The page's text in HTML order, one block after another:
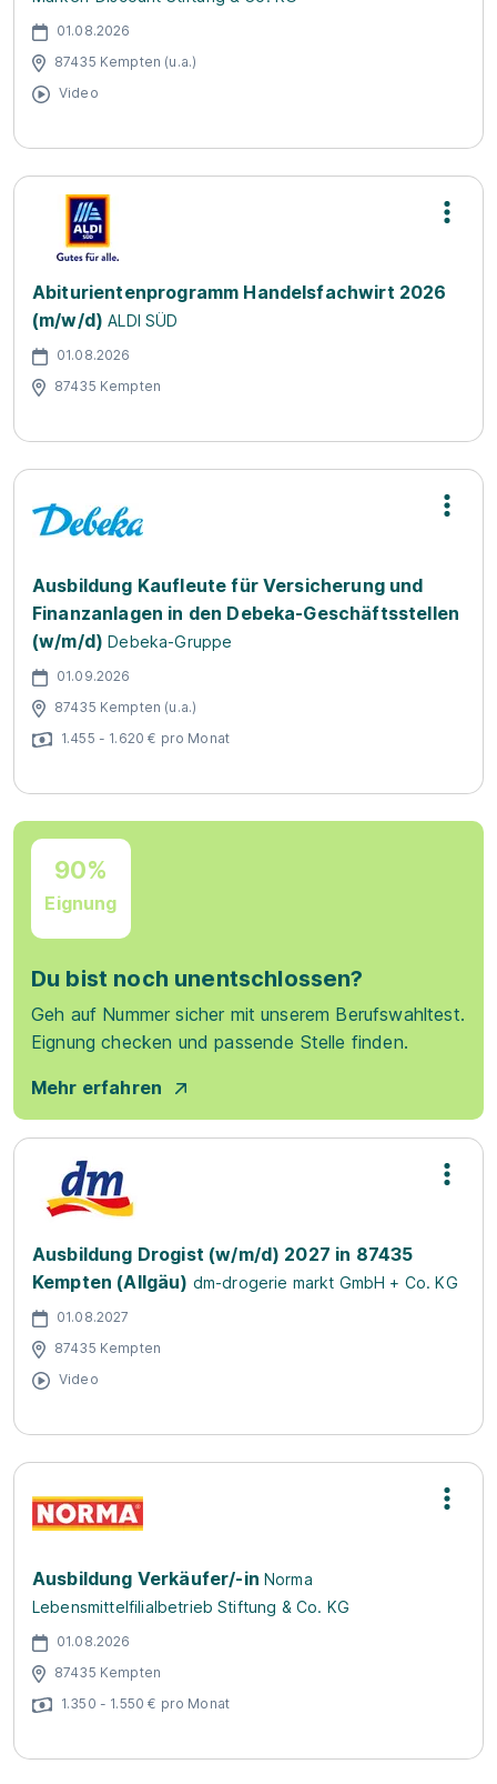
01.08.2026
87435 Kempten (u.a.)
Video
Abiturientenprogramm Handelsfachwirt 2026
(m/w/d) ALDI SÜD
01.08.2026
87435 Kempten
Ausbildung Kaufleute für Versicherung und
Finanzanlagen in den Debeka-Geschäftsstellen
(w/m/d)Debeka-Gruppe
01.09.2026
87435 Kempten (u.a.)
1.455 - 1.620 € pro Monat
90%
Eignung
Du bist noch unentschlossen?
Geh auf Nummer sicher mit unserem Berufswahltest.
Eignung checken und passende Stelle finden.
Mehr erfahren
Ausbildung Drogist (w/m/d) 2027 in 87435
Kempten (Allgäu) dm-drogerie markt GmbH + Co. KG
01.08.2027
87435 Kempten
Video
Ausbildung Verkäufer/-in Norma
Lebensmittelfilialbetrieb Stiftung & Co. KG
01.08.2026
87435 Kempten
1.350 - 1.550 € pro Monat